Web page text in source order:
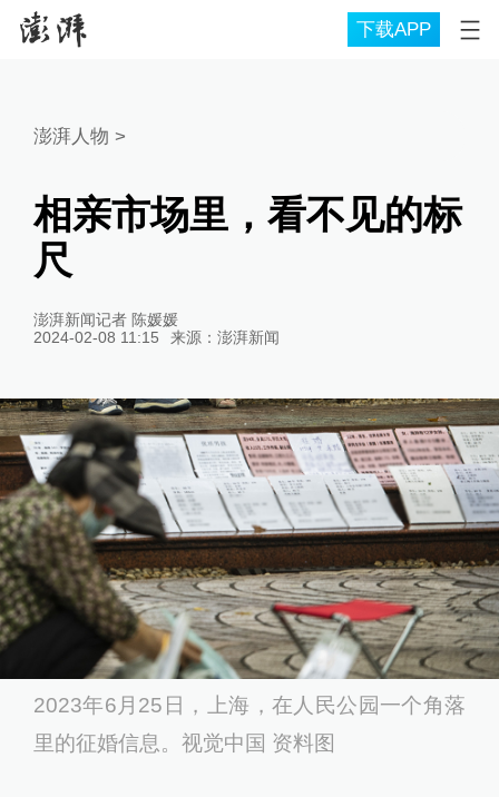
下载APP
澎湃人物 >
相亲市场里，看不见的标
尺
澎湃新闻记者 陈媛媛
2024-02-08 11:15
来源： 澎湃新闻
2023年6月25日，上海，在人民公园一个角落
里的征婚信息。视觉中国 资料图